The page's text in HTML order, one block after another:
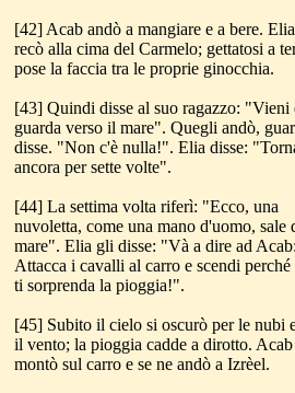
[42] Acab andò a mangiare e a bere.
recò alla cima del Carmelo; gettatosi a
pose la faccia tra le proprie ginocchia.
[43] Quindi disse al suo ragazzo: "Vieni
guarda verso il mare". Quegli andò,
disse. "Non c'è nulla!". Elia disse:
ancora per sette volte".
[44] La settima volta riferì: "Ecco, una
nuvoletta, come una mano d'uomo, sale
mare". Elia gli disse: "Và a dire ad Acab:
Attacca i cavalli al carro e scendi perché
ti sorprenda la pioggia!".
[45] Subito il cielo si oscurò per le nubi
il vento; la pioggia cadde a dirotto. Acab
montò sul carro e se ne andò a Izrèel.